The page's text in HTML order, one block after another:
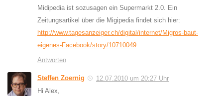
Midipedia ist sozusagen ein Supermarkt 2.0. Ein
Zeitungsartikel über die Migipedia findet sich hier:
http://www.tagesanzeiger.ch/digital/internet/Migros-baut-
eigenes-Facebook/story/10710049
Antworten
Steffen Zoernig
12.07.2010 um 20:27 Uhr
Hi Alex,